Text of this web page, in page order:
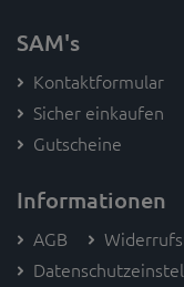
SAM's
Kontaktformular
Sicher einkaufen
Gutscheine
Informationen
AGB